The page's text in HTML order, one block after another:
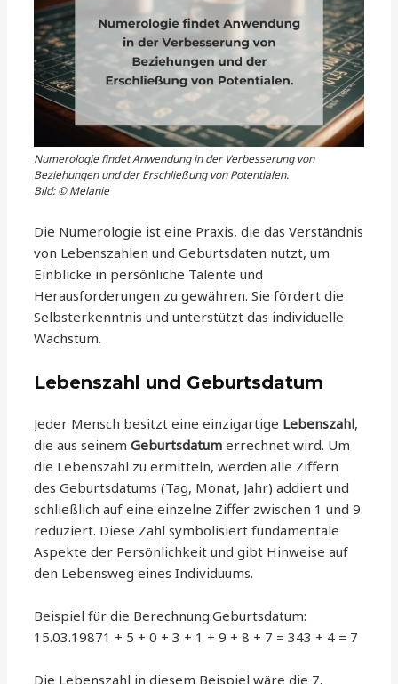
Numerologie findet Anwendung in der Verbesserung von
Beziehungen und der Erschließung von Potentialen.
Bild: © Melanie
Die Numerologie ist eine Praxis, die das Verständnis
von Lebenszahlen und Geburtsdaten nutzt, um
Einblicke in persönliche Talente und
Herausforderungen zu gewähren. Sie fördert die
Selbsterkenntnis und unterstützt das individuelle
Wachstum.
Lebenszahl und Geburtsdatum
Jeder Mensch besitzt eine einzigartige Lebenszahl,
die aus seinemGeburtsdatum errechnet wird. Um
die Lebenszahl zu ermitteln, werden alle Ziffern
des Geburtsdatums (Tag, Monat, Jahr) addiert und
schließlich auf eine einzelne Ziffer zwischen 1 und 9
reduziert. Diese Zahl symbolisiert fundamentale
Aspekte der Persönlichkeit und gibt Hinweise auf
den Lebensweg eines Individuums.
Beispiel für die Berechnung:Geburtsdatum:
15.03.19871 + 5 + 0 + 3 + 1 + 9 + 8 + 7 = 343 + 4 = 7
Die Lebenszahl in diesem Beispiel wäre die 7.